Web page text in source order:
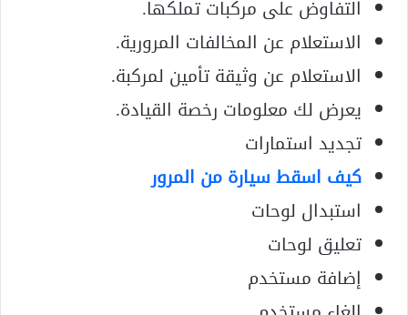
التفاوض على مركبات تملكها.
الاستعلام عن المخالفات المرورية.
الاستعلام عن وثيقة تأمين لمركبة.
يعرض لك معلومات رخصة القيادة.
تجديد استمارات
كيف اسقط سيارة من المرور
استبدال لوحات
تعليق لوحات
إضافة مستخدم